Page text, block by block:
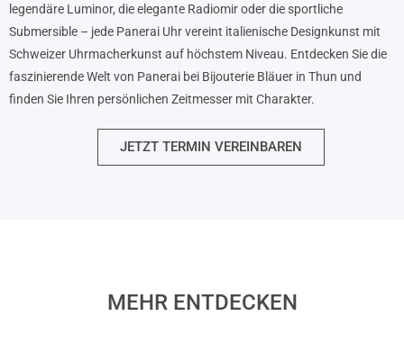
legendäre Luminor, die elegante Radiomir oder die sportliche
Submersible – jede Panerai Uhr vereint italienische Designkunst mit
Schweizer Uhrmacherkunst auf höchstem Niveau. Entdecken Sie die
faszinierende Welt von Panerai bei Bijouterie Bläuer in Thun und
finden Sie Ihren persönlichen Zeitmesser mit Charakter.
JETZT TERMIN VEREINBAREN
MEHR ENTDECKEN